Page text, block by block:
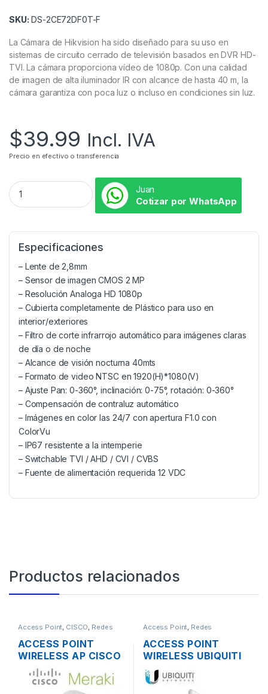
SKU: DS-2CE72DF0T-F
La Cámara de Hikvision ha sido diseñado para su uso en
sistemas de circuito cerrado de televisión basados en DVR HD-
TVI. La cámara proporciona vídeo de 1080p. Con una calidad
de imagen de alta iluminador IR con alcance de hasta 40 m, la
cámara garantiza con poca luz o incluso en condiciones sin luz.
$39.99 Incl. IVA
Precio en efectivo o transferencia
Juan
Cotizar por WhatsApp
Especificaciones
– Lente de 2,8mm
– Sensor de imagen CMOS 2 MP
– Resolución Analoga HD 1080p
– Cubierta completamente de Plástico para uso en
interior/exteriores
– Filtro de corte infrarrojo automático para imágenes claras
de día o de noche
– Alcance de visión nocturna 40mts
– Formato de video NTSC en 1920(H)*1080(V)
– Ajuste Pan: 0-360°, inclinación: 0-75°, rotación: 0-360°
– Compensación de contraluz automático
– Imágenes en color las 24/7 con apertura F1.0 con
ColorVu
– IP67 resistente a la intemperie
– Switchable TVI / AHD / CVI / CVBS
– Fuente de alimentación requerida 12 VDC
Productos relacionados
Access Point, CISCO, Redes
ACCESS POINT
WIRELESS AP CISCO
MERAKI MR12 CLOUD
MANAGED AP
Access Point, Redes
ACCESS POINT
WIRELESS UBIQUITI
NANOSTATION M5
AIRMAX 5GHZ 16DBI